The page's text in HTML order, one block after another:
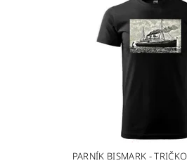
PARNÍK BISMARK -